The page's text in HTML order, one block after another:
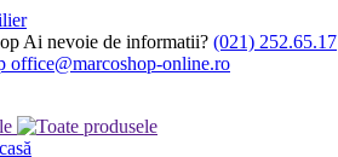
Ai nevoie de informatii? (021) 252.65.17
office@marcoshop-online.ro